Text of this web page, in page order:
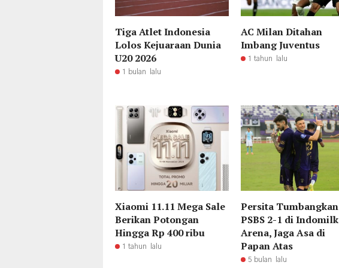
Tiga Atlet Indonesia
Lolos Kejuaraan Dunia
U20 2026
1 bulan lalu
AC Milan Ditahan
Imbang Juventus
1 tahun lalu
Xiaomi 11.11 Mega Sale
Berikan Potongan
Hingga Rp 400 ribu
1 tahun lalu
Persita Tumbangkan
PSBS 2-1 di Indomilk
Arena, Jaga Asa di
Papan Atas
5 bulan lalu